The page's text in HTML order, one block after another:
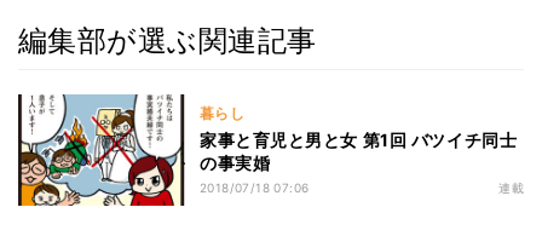
編集部が選ぶ関連記事
暮らし
家事と育児と男と女 第1回 バツイチ同士
の事実婚
2018/07/18 07:06 連載